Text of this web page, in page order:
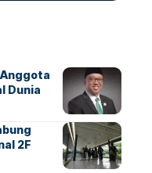
Dunia
2F